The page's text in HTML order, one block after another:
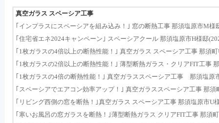
真空ガラス スペーシア工事
｢インプラスにスペーシアを組み込み！｣ 窓の断熱工事 那須塩原市M様
｢住宅省エネ2024キャンペーン｣ スペーシアクール 那須塩原市H様邸
｢1枚ガラスの4倍以上の断熱性能！｣ 真空ガラス スペーシア工事 那須
｢1枚ガラスの2倍以上の断熱性能！｣ 薄型断熱ガラス・クリアFIT工事
｢1枚ガラスの4倍の断熱性能！｣ 真空ガラススペーシア工事 那須塩原
｢スペーシアでエアコン効率アップ！｣ 真空ガラススペーシア工事 那須
｢リビング西側の窓を断熱！｣真空ガラス スペーシア工事 那須塩原市U
｢寒いお風呂の窓ガラスを断熱！｣薄型断熱ガラス クリアFIT工事 那須